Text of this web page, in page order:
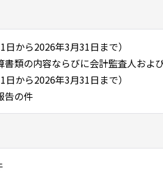
から2026年3月31日まで）
書類の内容ならびに会計監査人およ
から2026年3月31日まで）
告の件